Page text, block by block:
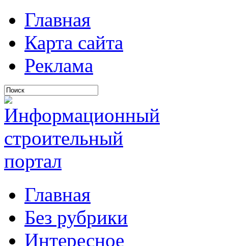
Главная
Карта сайта
Реклама
Главная
Без рубрики
Интересное